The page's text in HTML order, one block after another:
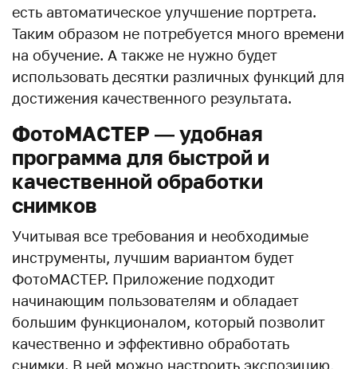
есть автоматическое улучшение портрета.
Таким образом не потребуется много времени
на обучение. А также не нужно будет
использовать десятки различных функций для
достижения качественного результата.
ФотоМАСТЕР — удобная
программа для быстрой и
качественной обработки
снимков
Учитывая все требования и необходимые
инструменты, лучшим вариантом будет
ФотоМАСТЕР. Приложение подходит
начинающим пользователям и обладает
большим функционалом, который позволит
качественно и эффективно обработать
снимки. В ней можно настроить экспозицию,